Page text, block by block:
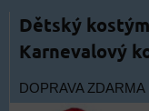
Dětský
Karnevalový
DOPRAVA ZDARMA